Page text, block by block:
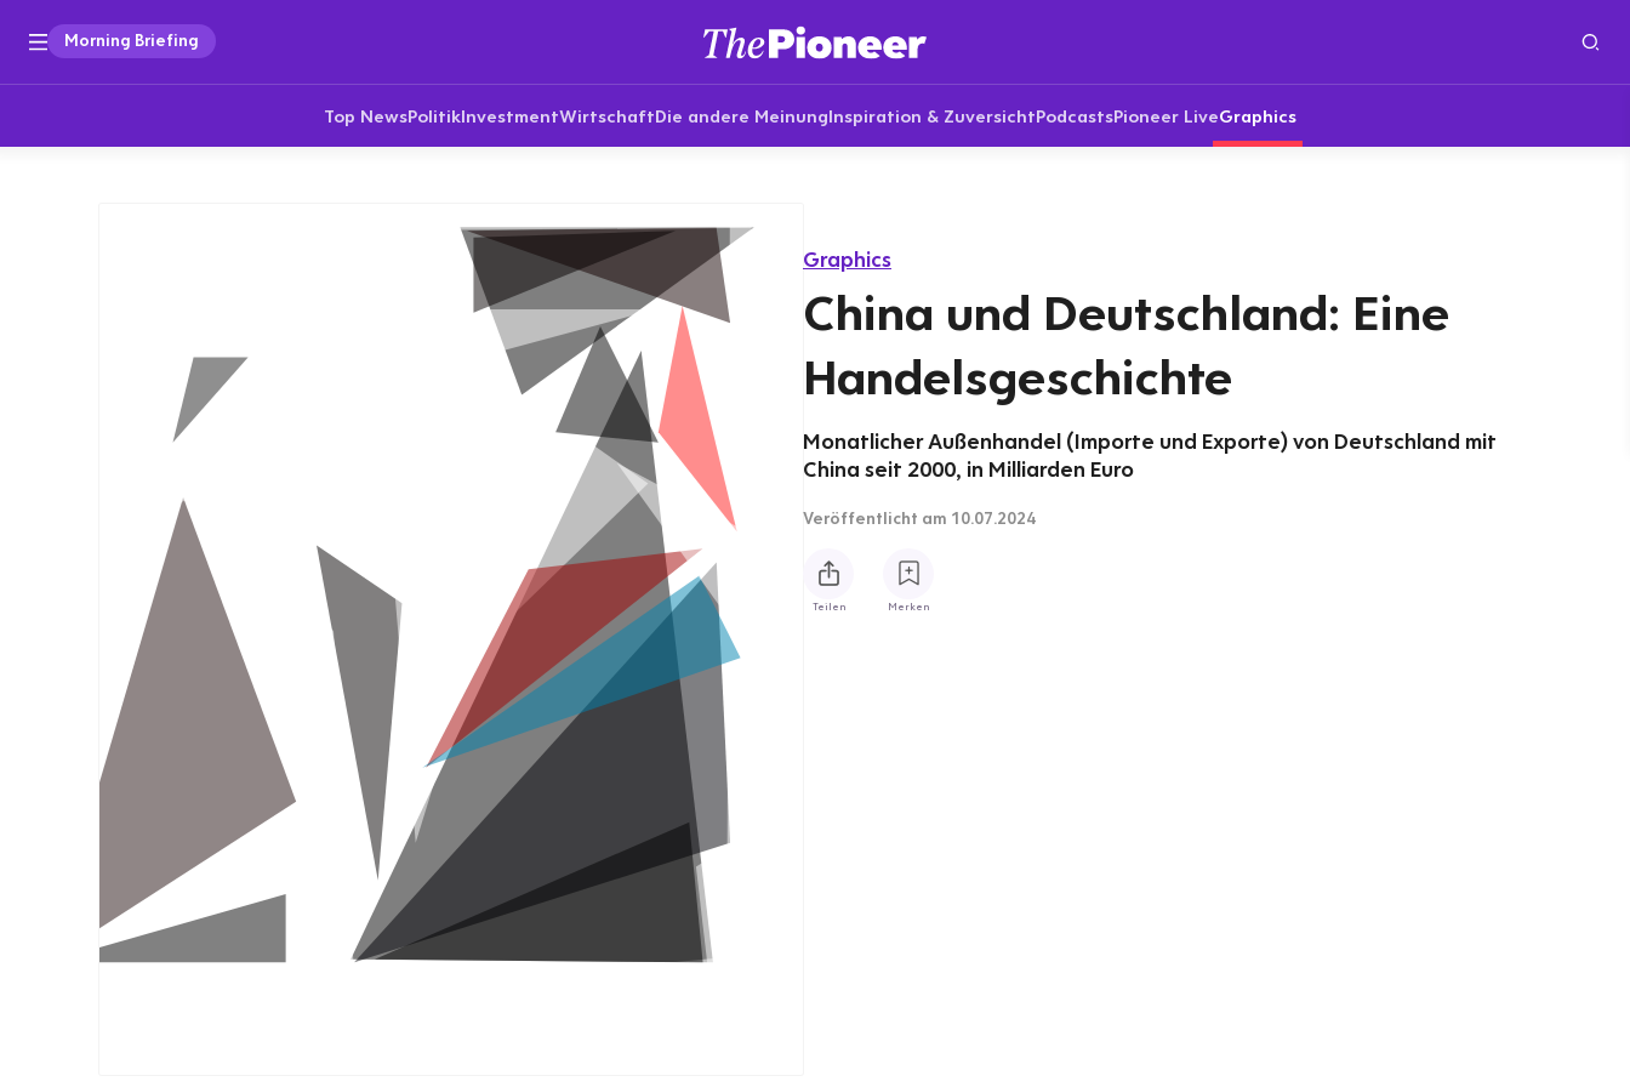
Morning Briefing
Top NewsPolitikInvestmentWirtschaftDie andere MeinungInspiration & ZuversichtPodcastsPioneer LiveGraphics
Graphics
China und Deutschland: Eine
Handelsgeschichte
Monatlicher Außenhandel (Importe und Exporte) von Deutschland mit
China seit 2000, in Milliarden Euro
Veröffentlicht am 10.07.2024
Teilen Merken